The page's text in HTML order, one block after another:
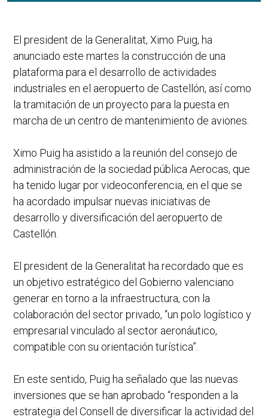
El president de la Generalitat, Ximo Puig, ha
anunciado este martes la construcción de una
plataforma para el desarrollo de actividades
industriales en el aeropuerto de Castellón, así como
la tramitación de un proyecto para la puesta en
marcha de un centro de mantenimiento de aviones.
Ximo Puig ha asistido a la reunión del consejo de
administración de la sociedad pública Aerocas, que
ha tenido lugar por videoconferencia, en el que se
ha acordado impulsar nuevas iniciativas de
desarrollo y diversificación del aeropuerto de
Castellón.
El president de la Generalitat ha recordado que es
un objetivo estratégico del Gobierno valenciano
generar en torno a la infraestructura, con la
colaboración del sector privado, “un polo logístico y
empresarial vinculado al sector aeronáutico,
compatible con su orientación turística”.
En este sentido, Puig ha señalado que las nuevas
inversiones que se han aprobado “responden a la
estrategia del Consell de diversificar la actividad del